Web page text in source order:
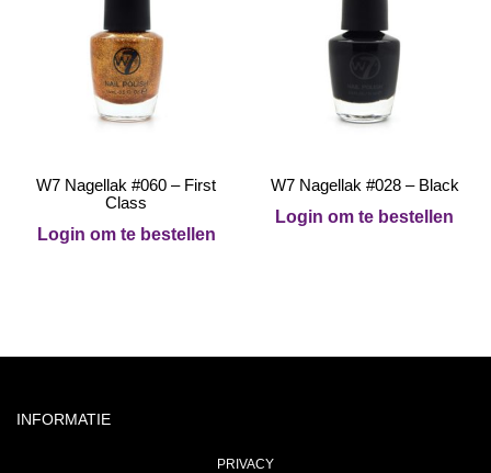
W7 Nagellak #060 – First
Class
Login om te bestellen
W7 Nagellak #028 – Black
Login om te bestellen
INFORMATIE
PRIVACY